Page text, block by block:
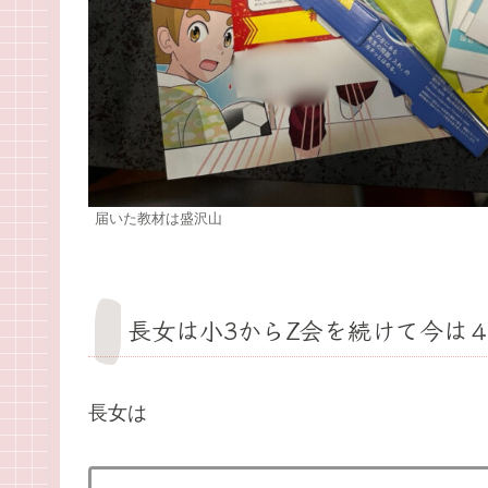
届いた教材は盛沢山
長女は小3からZ会を続けて今は
長女は